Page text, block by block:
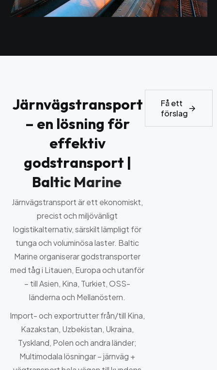
Järnvägstransport
– en lösning för
effektiv
godstransport |
BalticMarine
Järnvägstransport är ett ekonomiskt,
precist och miljövänligt
logistikalternativ, särskilt lämpligt för
tunga och voluminösa laster. Baltic
Marine organiserar godstransporter
med tåg i Litauen, Europa och utanför
– till Asien, Kina, Turkiet, OSS-
länderna och Mellanöstern.
Import- och exportrutter från/till Kina,
Kazakstan, Uzbekistan, Ukraina,
Tyskland, Polen och andra länder;
Multimodala lösningar – järnväg +
Få ett
förslag